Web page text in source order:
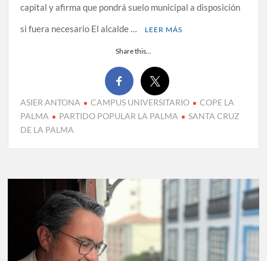
capital y afirma que pondrá suelo municipal a disposición
si fuera necesario El alcalde …
LEER MÁS
Share this...
ASIER ANTONA CAMPUS UNIVERSITARIO
COPE LA
PALMA
PARTIDO POPULAR LA PALMA
SANTA CRUZ
DE LA PALMA